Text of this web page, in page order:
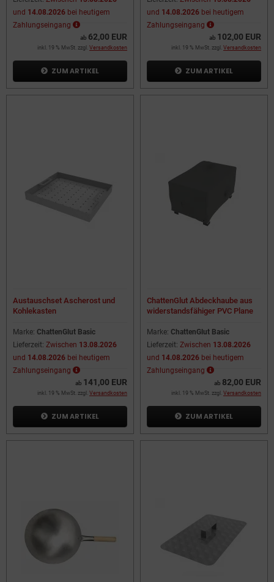
und 14.08.2026 bei heutigem
Zahlungseingang
ab 62,00 EUR
inkl. 19 % MwSt. zzgl. Versandkosten
ZUM ARTIKEL
und 14.08.2026 bei heutigem
Zahlungseingang
ab 102,00 EUR
inkl. 19 % MwSt. zzgl. Versandkosten
ZUM ARTIKEL
Austauschset Ascherost und
Kohlekasten
Marke: ChattenGlut Basic
Lieferzeit: Zwischen 13.08.2026
und 14.08.2026 bei heutigem
Zahlungseingang
ab 141,00 EUR
inkl. 19 % MwSt. zzgl. Versandkosten
ZUM ARTIKEL
ChattenGlut Abdeckhaube aus
widerstandsfähiger PVC Plane
Marke: ChattenGlut Basic
Lieferzeit: Zwischen 13.08.2026
und 14.08.2026 bei heutigem
Zahlungseingang
ab 82,00 EUR
inkl. 19 % MwSt. zzgl. Versandkosten
ZUM ARTIKEL